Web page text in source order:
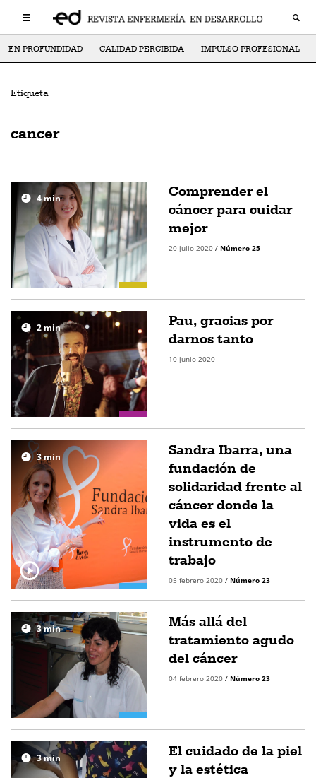
EN PROFUNDIDAD CALIDAD PERCIBIDA IMPULSO PROFESIONAL
Etiqueta
cancer
4min
Comprender el
cáncer para cuidar
mejor
20 julio 2020 / Número 25
2 min
Pau, gracias por
darnos tanto
10 junio 2020
3min
Sandra Ibarra, una
fundación de
solidaridad frente al
cáncer donde la
vida es el
instrumento de
trabajo
05 febrero 2020 / Número 23
3min
Más allá del
tratamiento agudo
del cáncer
04 febrero 2020 / Número 23
3min
El cuidado de la piel
y la estética